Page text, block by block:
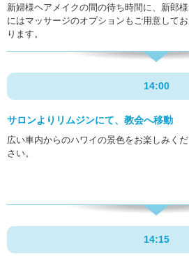
新婦様ヘアメイクの間の待ち時間に、新郎様
にはマッサージのオプションもご用意してお
ります。
14:00
サロンよりリムジンにて、 教会へ移動
広い車内からのハワイの景色をお楽しみくだ
さい。
14:15